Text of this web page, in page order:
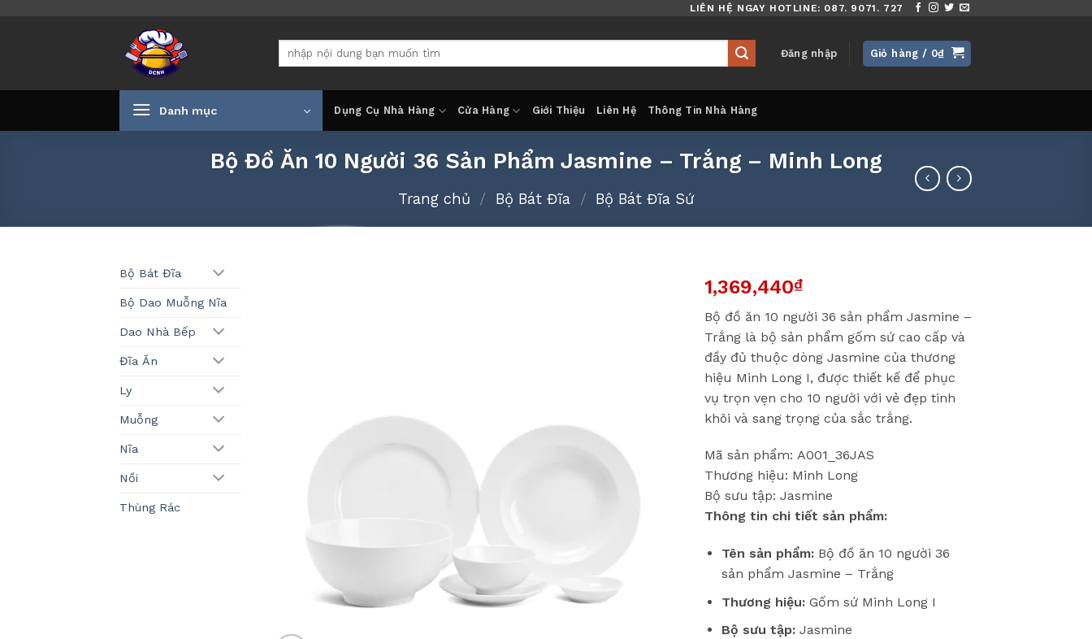
LIÊN HỆ NGAY HOTLINE: 087. 9071. 727
Tìm
kiếm:
Đăng nhập Giỏ hàng / 0₫
Danh mục Dụng Cụ Nhà Hàng Cửa Hàng Giới Thiệu Liên Hệ Thông Tin Nhà Hàng
Bộ Đồ Ăn 10 Người 36 Sản Phẩm Jasmine – Trắng – Minh Long
Trang chủ / Bộ Bát Đĩa / Bộ Bát Đĩa Sứ
Bộ Bát Đĩa
Bộ Dao Muỗng Nĩa
Dao Nhà Bếp
Đĩa Ăn
Ly
Muỗng
Nĩa
Nồi
Thùng Rác
1,369,440₫
Bộ đồ ăn 10 người 36 sản phẩm Jasmine –
Trắng là bộ sản phẩm gốm sứ cao cấp và
đầy đủ thuộc dòng Jasmine của thương
hiệu Minh Long I, được thiết kế để phục
vụ trọn vẹn cho 10 người với vẻ đẹp tinh
khôi và sang trọng của sắc trắng.
Mã sản phẩm: A001_36JAS
Thương hiệu: Minh Long
Bộ sưu tập: Jasmine
Thông tin chi tiết sản phẩm:
Tên sản phẩm:Bộ đồ ăn 10 người 36
sản phẩm Jasmine – Trắng
Thương hiệu:Gốm sứ Minh Long I
Bộ sưu tập:Jasmine